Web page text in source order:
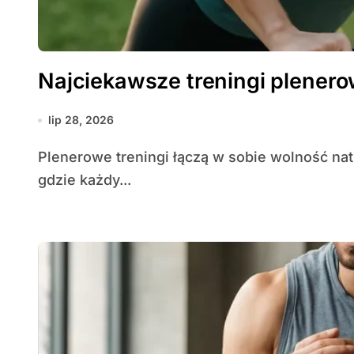
Najciekawsze treningi
lip 28, 2026
Plenerowe treningi łączą w sobie wolność natury z efektywnością ćwiczeń — to przestrzeń,
gdzie każdy...